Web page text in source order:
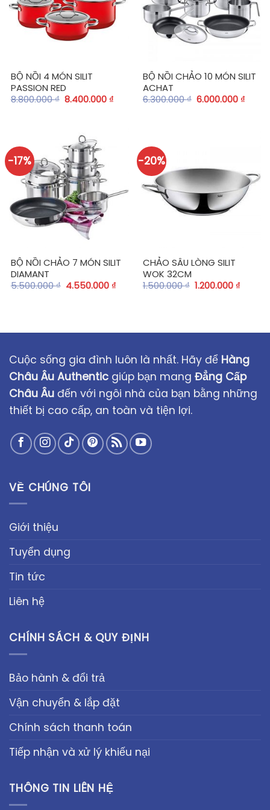
BỘ NỒI 4 MÓN SILIT
PASSION RED
8.800.000₫ 8.400.000 ₫
BỘ NỒI CHẢO 10 MÓN SILIT
ACHAT
6.300.000₫ 6.000.000 ₫
-17%
BỘ NỒI CHẢO 7 MÓN SILIT
DIAMANT
5.500.000₫ 4.550.000 ₫
-20%
CHẢO SÂU LÒNG SILIT
WOK 32CM
1.500.000₫ 1.200.000 ₫
Cuộc sống gia đình luôn là nhất. Hãy để Hàng
Châu Âu Authentic giúp bạn mang Đẳng Cấp
Châu Âu đến với ngôi nhà của bạn bằng những
thiết bị cao cấp, an toàn và tiện lợi.
VỀ CHÚNG TÔI
Giới thiệu
Tuyển dụng
Tin tức
Liên hệ
CHÍNH SÁCH & QUY ĐỊNH
Bảo hành & đổi trả
Vận chuyển & lắp đặt
Chính sách thanh toán
Tiếp nhận và xử lý khiếu nại
THÔNG TIN LIÊN HỆ